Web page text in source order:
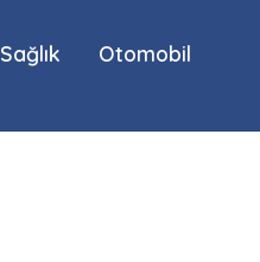
Sağlık
Otomobil